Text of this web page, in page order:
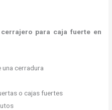
cerrajero para caja fuerte en
cerradura
o cajas fuertes